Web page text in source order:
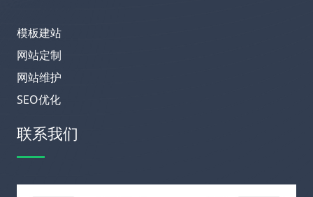
模板建站
网站定制
网站维护
SEO优化
联系我们